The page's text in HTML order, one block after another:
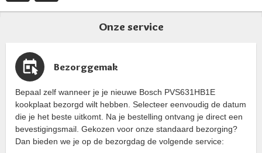
Onze service
Bezorggemak
Bepaal zelf wanneer je je nieuwe Bosch PVS631HB1E
kookplaat bezorgd wilt hebben. Selecteer eenvoudig de datum
die je het beste uitkomt. Na je bestelling ontvang je direct een
bevestigingsmail. Gekozen voor onze standaard bezorging?
Dan bieden we je op de bezorgdag de volgende service: